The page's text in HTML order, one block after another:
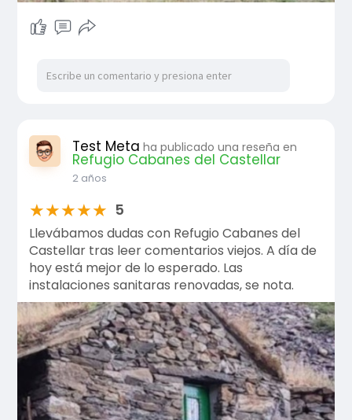
Test Meta ha publicado una reseña en
Refugio Cabanes del Castellar
2 años
★★★★★ 5
Llevábamos dudas con Refugio Cabanes del
Castellar tras leer comentarios viejos. A día de
hoy está mejor de lo esperado. Las
instalaciones sanitaras renovadas, se nota.